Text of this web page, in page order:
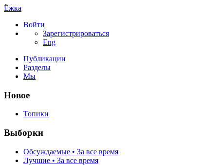
Ёжка
Войти
Зарегистрироваться
Eng
Публикации
Разделы
Мы
Новое
Топики
Выборки
Обсуждаемые • За все время
Лучшие • За все время